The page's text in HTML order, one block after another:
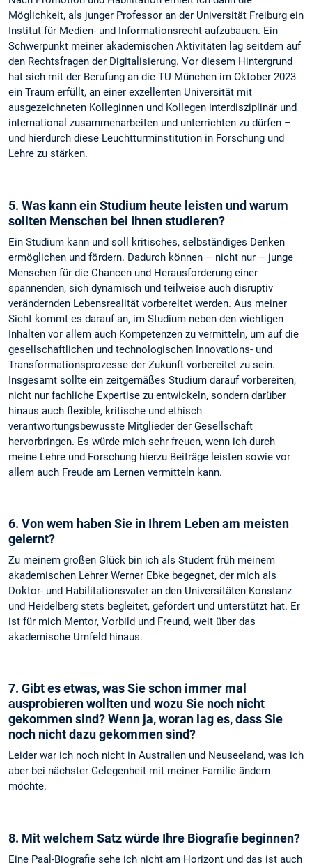
Möglichkeit, als junger Professor an der Universität Freiburg ein
Institut für Medien- und Informationsrecht aufzubauen. Ein
Schwerpunkt meiner akademischen Aktivitäten lag seitdem auf
den Rechtsfragen der Digitalisierung. Vor diesem Hintergrund
hat sich mit der Berufung an die TU München im Oktober 2023
ein Traum erfüllt, an einer exzellenten Universität mit
ausgezeichneten Kolleginnen und Kollegen interdisziplinär und
international zusammenarbeiten und unterrichten zu dürfen –
und hierdurch diese Leuchtturminstitution in Forschung und
Lehre zu stärken.
5. Was kann ein Studium heute leisten und warum
sollten Menschen bei Ihnen studieren?
Ein Studium kann und soll kritisches, selbständiges Denken
ermöglichen und fördern. Dadurch können – nicht nur – junge
Menschen für die Chancen und Herausforderung einer
spannenden, sich dynamisch und teilweise auch disruptiv
verändernden Lebensrealität vorbereitet werden. Aus meiner
Sicht kommt es darauf an, im Studium neben den wichtigen
Inhalten vor allem auch Kompetenzen zu vermitteln, um auf die
gesellschaftlichen und technologischen Innovations- und
Transformationsprozesse der Zukunft vorbereitet zu sein.
Insgesamt sollte ein zeitgemäßes Studium darauf vorbereiten,
nicht nur fachliche Expertise zu entwickeln, sondern darüber
hinaus auch flexible, kritische und ethisch
verantwortungsbewusste Mitglieder der Gesellschaft
hervorbringen. Es würde mich sehr freuen, wenn ich durch
meine Lehre und Forschung hierzu Beiträge leisten sowie vor
allem auch Freude am Lernen vermitteln kann.
6. Von wem haben Sie in Ihrem Leben am meisten
gelernt?
Zu meinem großen Glück bin ich als Student früh meinem
akademischen Lehrer Werner Ebke begegnet, der mich als
Doktor- und Habilitationsvater an den Universitäten Konstanz
und Heidelberg stets begleitet, gefördert und unterstützt hat. Er
ist für mich Mentor, Vorbild und Freund, weit über das
akademische Umfeld hinaus.
7. Gibt es etwas, was Sie schon immer mal
ausprobieren wollten und wozu Sie noch nicht
gekommen sind? Wenn ja, woran lag es, dass Sie
noch nicht dazu gekommen sind?
Leider war ich noch nicht in Australien und Neuseeland, was ich
aber bei nächster Gelegenheit mit meiner Familie ändern
möchte.
8. Mit welchem Satz würde Ihre Biografie beginnen?
Eine Paal-Biografie sehe ich nicht am Horizont und das ist auch